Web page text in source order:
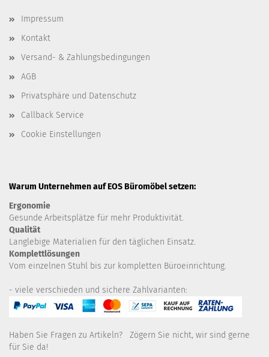
Impressum
Kontakt
Versand- & Zahlungsbedingungen
AGB
Privatsphäre und Datenschutz
Callback Service
Cookie Einstellungen
Warum Unternehmen auf EOS Büromöbel setzen:
Ergonomie
Gesunde Arbeitsplätze für mehr Produktivität.
Qualität
Langlebige Materialien für den täglichen Einsatz.
Komplettlösungen
Vom einzelnen Stuhl bis zur kompletten Büroeinrichtung.
- viele verschieden und sichere Zahlvarianten:
Haben Sie Fragen zu Artikeln? Zögern Sie nicht, wir sind gerne
für Sie da!